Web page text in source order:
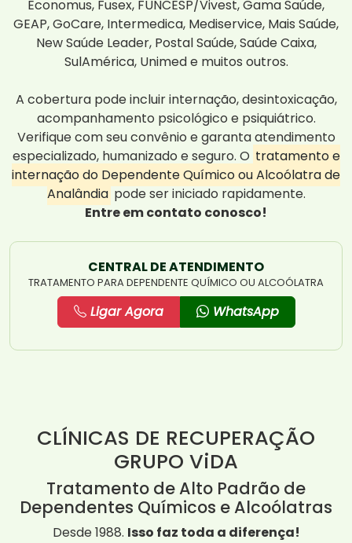
Economus, Fusex, FUNCESP/Vivest, Gama Saúde,
GEAP, GoCare, Intermedica, Mediservice, Mais Saúde,
New Saúde Leader, Postal Saúde, Saúde Caixa,
SulAmérica, Unimed e muitos outros.
A cobertura pode incluir internação, desintoxicação,
acompanhamento psicológico e psiquiátrico.
Verifique com seu convênio e garanta atendimento
especializado, humanizado e seguro. O tratamento e
internação do Dependente Químico ou Alcoólatra de
Analândia pode ser iniciado rapidamente.
Entre em contato conosco!
CENTRAL DE ATENDIMENTO
TRATAMENTO PARA DEPENDENTE QUÍMICO OU ALCOÓLATRA
Ligar Agora WhatsApp
CLÍNICAS DE RECUPERAÇÃO
GRUPO ViDA
Tratamento de Alto Padrão de
Dependentes Químicos e Alcoólatras
Desde 1988. Isso faz toda a diferença!